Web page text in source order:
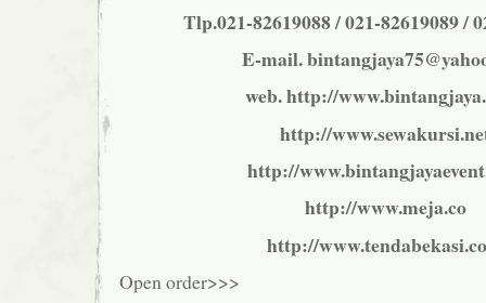
Tlp.021-82619088 / 021-82619089 /
E-mail.
web. http://
http://
http://
http://www.meja.co
http://
Open order>>>